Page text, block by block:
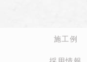
施工例